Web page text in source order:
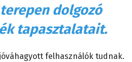
dolgozó
tapasztalatait.
felhasználók tudnak.